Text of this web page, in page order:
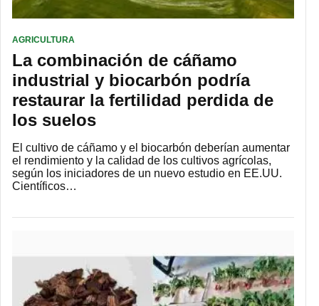
AGRICULTURA
La combinación de cáñamo
industrial y biocarbón podría
restaurar la fertilidad perdida de
los suelos
El cultivo de cáñamo y el biocarbón deberían aumentar
el rendimiento y la calidad de los cultivos agrícolas,
según los iniciadores de un nuevo estudio en EE.UU.
Científicos…